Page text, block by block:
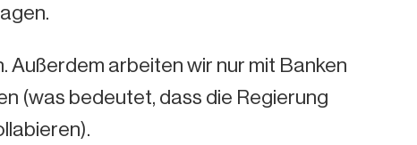
Außerdem arbeiten wir nur mit Banken
(was bedeutet, dass die Regierung